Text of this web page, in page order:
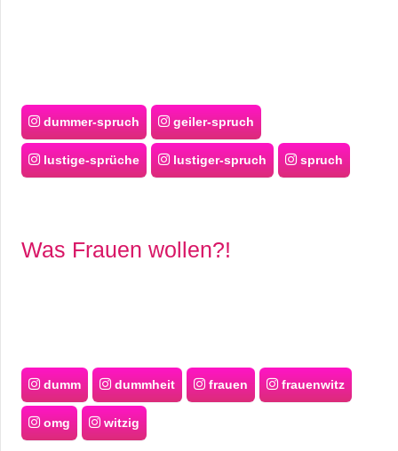
dummer-spruch geiler-spruch
lustige-sprüche lustiger-spruch spruch
Was Frauen wollen?!
dumm dummheit frauen frauenwitz
omg witzig